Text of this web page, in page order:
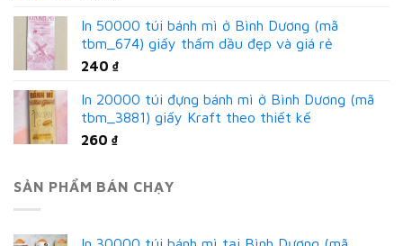
In 50000 túi bánh mì ở Bình Dương (mã
tbm_674) giấy thấm dầu đẹp và giá rẻ
240 ₫
In 20000 túi đựng bánh mì ở Bình Dương (mã
tbm_3881) giấy Kraft theo thiết kế
260 ₫
SẢN PHẨM BÁN CHẠY